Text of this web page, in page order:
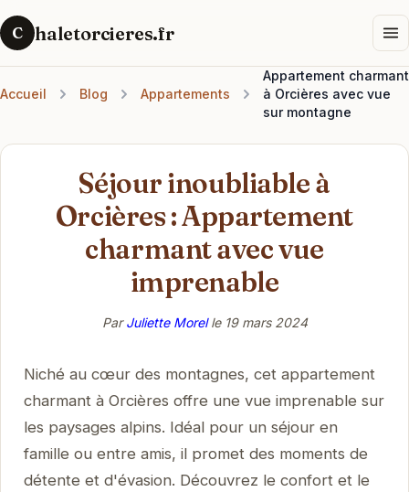
C haletorcieres.fr
Accueil Blog Appartements
Appartement charmant
à Orcières avec vue
sur montagne
Séjour inoubliable à
Orcières : Appartement
charmant avec vue
imprenable
ParJuliette Morelle 19 mars 2024
Niché au cœur des montagnes, cet appartement
charmant à Orcières offre une vue imprenable sur
les paysages alpins. Idéal pour un séjour en
famille ou entre amis, il promet des moments de
détente et d'évasion. Découvrez le confort et le